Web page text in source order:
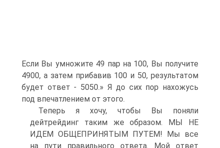
Если Вы умножите 49 пар на 100, Вы получите
4900, а затем прибавив 100 и 50, результатом
будет ответ - 5050.» Я до сих пор нахожусь
под впечатлением от этого.
Теперь я хочу, чтобы Вы поняли
дейтрейдинг таким же образом. МЫ НЕ
ИДЕМ ОБЩЕПРИНЯТЫМ ПУТЕМ! Мы все
на пути правильного ответа. Мой ответ